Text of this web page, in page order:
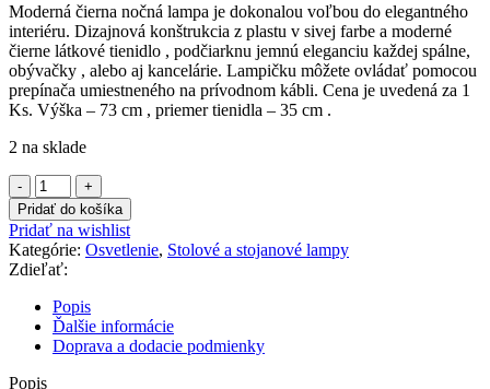
Moderná čierna nočná lampa je dokonalou voľbou do elegantného
interiéru. Dizajnová konštrukcia z plastu v sivej farbe a moderné
čierne látkové tienidlo , podčiarknu jemnú eleganciu každej spálne,
obývačky , alebo aj kancelárie. Lampičku môžete ovládať pomocou
prepínača umiestneného na prívodnom kábli. Cena je uvedená za 1
Ks. Výška – 73 cm , priemer tienidla – 35 cm .
2 na sklade
množstvo
Lampa
nočná
-
čierna
Pridať do košíka
Pridať na wishlist
Kategórie: Osvetlenie, Stolové a stojanové lampy
Zdieľať:
Popis
Ďalšie informácie
Doprava a dodacie podmienky
Popis